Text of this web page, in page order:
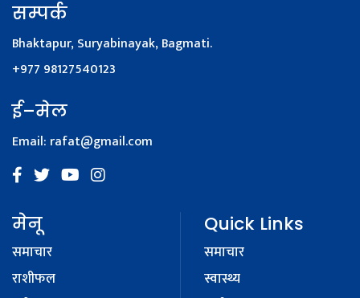
सम्पर्क
Bhaktapur, Suryabinayak, Bagmati.
+977 98127540123
ई–मेल
Email: rafat@gmail.com
मेनू
समाचार
राशीफल
Quick Links
समाचार
स्वास्थ्य